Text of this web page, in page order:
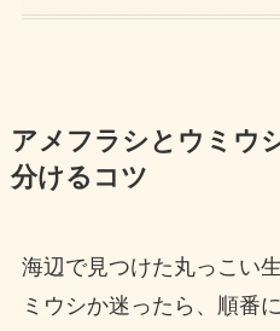
アメフラシとウミウ
分けるコツ
海辺で見つけた丸っこい
ミウシか迷ったら、順番